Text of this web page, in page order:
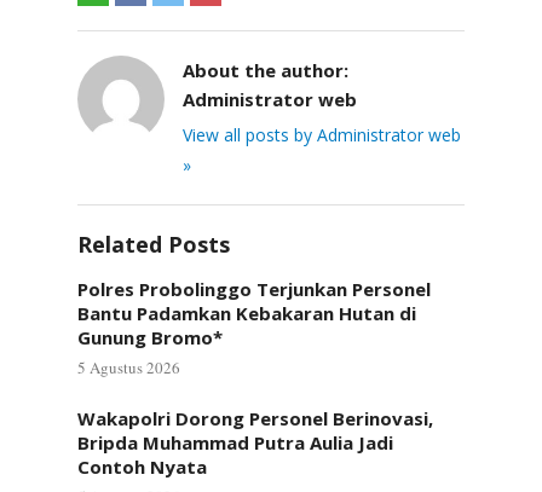
About the author:
Administrator web
View all posts by Administrator web
»
Related Posts
Polres Probolinggo Terjunkan Personel
Bantu Padamkan Kebakaran Hutan di
Gunung Bromo*
5 Agustus 2026
Wakapolri Dorong Personel Berinovasi,
Bripda Muhammad Putra Aulia Jadi
Contoh Nyata